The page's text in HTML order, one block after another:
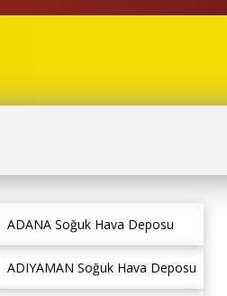
ADANA Soğuk Hava Deposu
ADIYAMAN Soğuk Hava Deposu